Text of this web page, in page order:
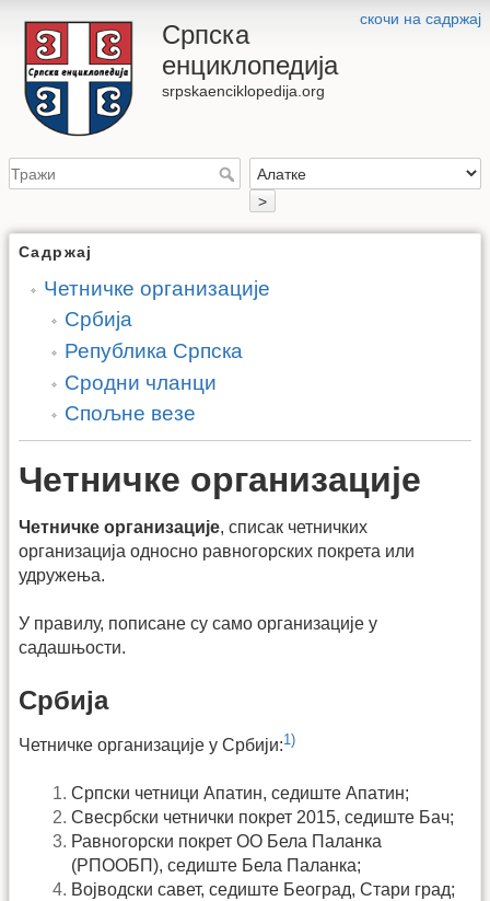
скочи на садржај
Српска
енциклопедија
srpskaenciklopedija.org
>
Садржај
Четничке организације
Србија
Република Српска
Сродни чланци
Спољне везе
Четничке организације
Четничке организације, списак четничких
организација односно равногорских покрета или
удружења.
У правилу, пописане су само организације у
садашњости.
Србија
Четничке организације у Србији:1)
Српски четници Апатин, седиште Апатин;
Свесрбски четнички покрет 2015, седиште Бач;
Равногорски покрет ОО Бела Паланка
(РПООБП), седиште Бела Паланка;
Војводски савет, седиште Београд, Стари град;